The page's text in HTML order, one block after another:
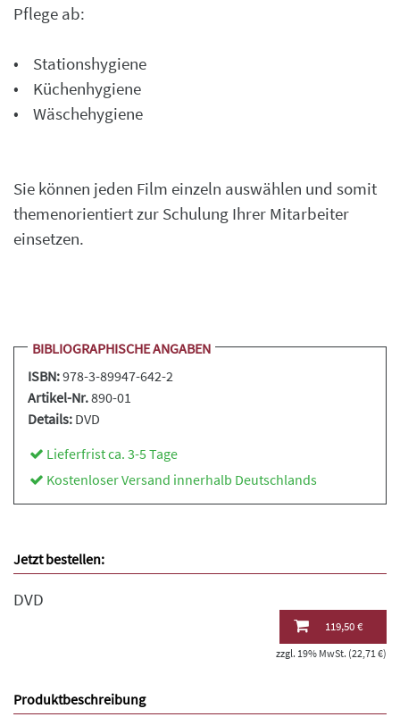
Pflege ab:
• Stationshygiene
• Küchenhygiene
• Wäschehygiene
Sie können jeden Film einzeln auswählen und somit
themenorientiert zur Schulung Ihrer Mitarbeiter
einsetzen.
BIBLIOGRAPHISCHE ANGABEN
ISBN:978-3-89947-642-2
Artikel-Nr.890-01
Details: DVD
Lieferfrist ca. 3-5 Tage
Kostenloser Versand innerhalb Deutschlands
Jetzt bestellen:
DVD
119,50 €
zzgl. 19% MwSt. (22,71 €)
Produktbeschreibung